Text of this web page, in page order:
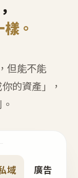
。
但能不能
的資產」，
域
廣告